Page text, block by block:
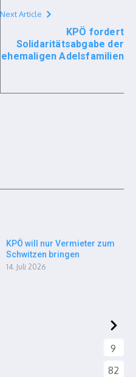
Next Article
KPÖ fordert
Solidaritätsabgabe der
ehemaligen Adelsfamilien
KPÖ will nur Vermieter zum
Schwitzen bringen
14. Juli 2026
9
82